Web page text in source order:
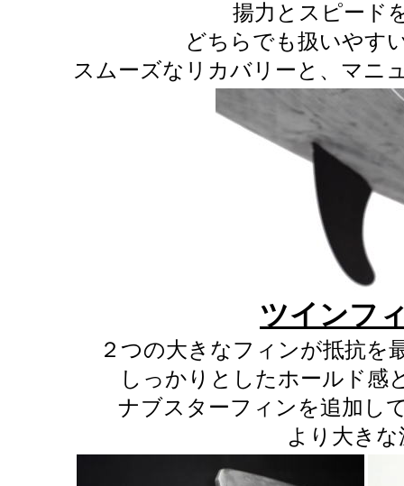
揚力とスピード
どちらでも扱いやす
スムーズなリカバリーと、マニ
ツインフ
２つの大きなフィンが抵抗を
しっかりとしたホールド感
ナブスターフィンを追加し
より大き